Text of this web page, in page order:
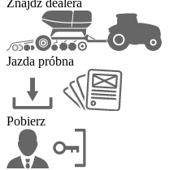
Jazda próbna
Pobierz